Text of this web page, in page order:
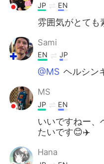
JP EN
雰囲気がとても
Sami
EN JP
@MS ヘルシン
MS
JP EN
いいですねー、
たいです😊✈️
Hana